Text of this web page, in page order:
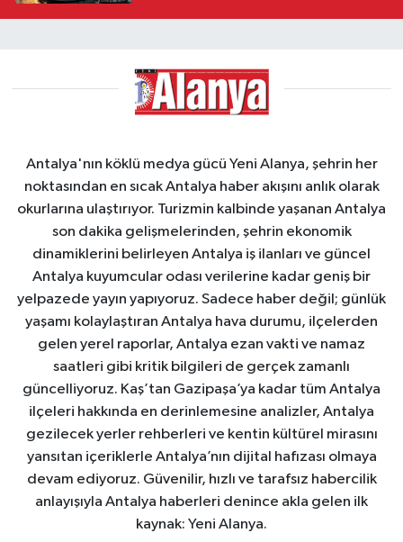
Antalya'nın köklü medya gücü Yeni Alanya, şehrin her
noktasından en sıcak Antalya haber akışını anlık olarak
okurlarına ulaştırıyor. Turizmin kalbinde yaşanan Antalya
son dakika gelişmelerinden, şehrin ekonomik
dinamiklerini belirleyen Antalya iş ilanları ve güncel
Antalya kuyumcular odası verilerine kadar geniş bir
yelpazede yayın yapıyoruz. Sadece haber değil; günlük
yaşamı kolaylaştıran Antalya hava durumu, ilçelerden
gelen yerel raporlar, Antalya ezan vakti ve namaz
saatleri gibi kritik bilgileri de gerçek zamanlı
güncelliyoruz. Kaş’tan Gazipaşa’ya kadar tüm Antalya
ilçeleri hakkında en derinlemesine analizler, Antalya
gezilecek yerler rehberleri ve kentin kültürel mirasını
yansıtan içeriklerle Antalya’nın dijital hafızası olmaya
devam ediyoruz. Güvenilir, hızlı ve tarafsız habercilik
anlayışıyla Antalya haberleri denince akla gelen ilk
kaynak: Yeni Alanya.